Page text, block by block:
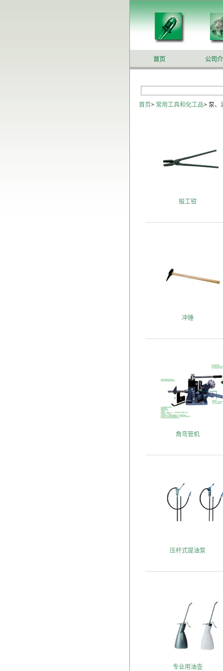
首页 公司
首页> 常用工具和化工品> 泵、
锻工钳
冲锤
角弯管机
压杆式提油泵
专业用油壶